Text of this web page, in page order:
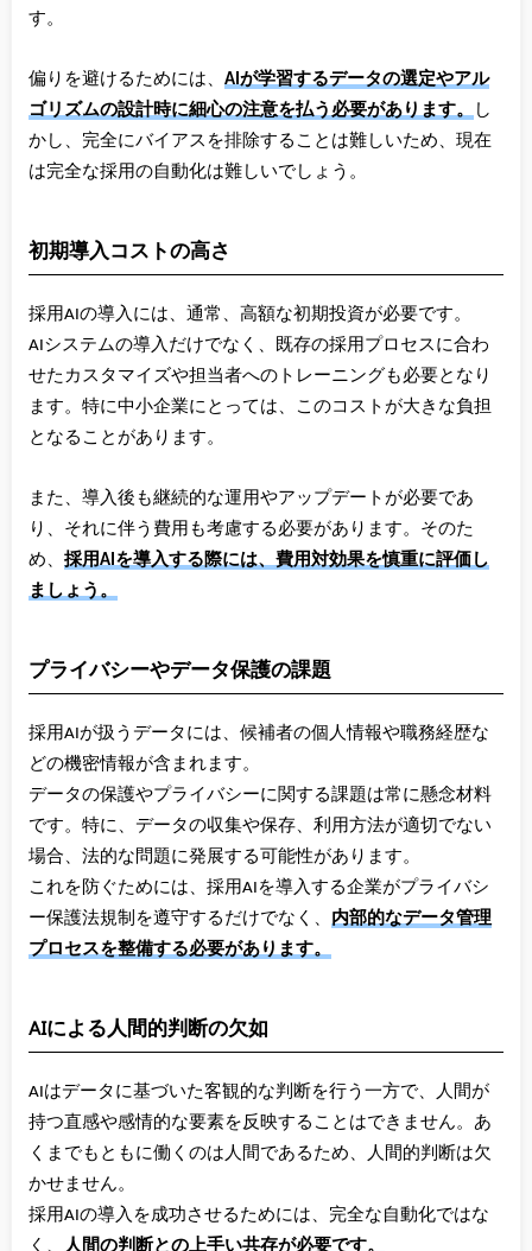
す。
偏りを避けるためには、 AIが学習するデータの選定やアル
ゴリズムの設計時に細心の注意を払う必要があります。
し
かし、完全にバイアスを排除することは難しいため、現在
は完全な採用の自動化は難しいでしょう。
初期導入コストの高さ
採用AIの導入には、通常、高額な初期投資が必要です。
AIシステムの導入だけでなく、既存の採用プロセスに合わ
せたカスタマイズや担当者へのトレーニングも必要となり
ます。特に中小企業にとっては、このコストが大きな負担
となることがあります。
また、導入後も継続的な運用やアップデートが必要であ
り、それに伴う費用も考慮する必要があります。そのた
め、 採用AIを導入する際には、費用対効果を慎重に評価し
ましょう。
プライバシーやデータ保護の課題
採用AIが扱うデータには、候補者の個人情報や職務経歴な
どの機密情報が含まれます。
データの保護やプライバシーに関する課題は常に懸念材料
です。特に、データの収集や保存、利用方法が適切でない
場合、法的な問題に発展する可能性があります。
これを防ぐためには、採用AIを導入する企業がプライバシ
ー保護法規制を遵守するだけでなく、 内部的なデータ管理
プロセスを整備する必要があります。
AIによる人間的判断の欠如
AIはデータに基づいた客観的な判断を行う一方で、人間が
持つ直感や感情的な要素を反映することはできません。あ
くまでもともに働くのは人間であるため、人間的判断は欠
かせません。
採用AIの導入を成功させるためには、完全な自動化ではな
く、
人間の判断との上手い共存が必要です。